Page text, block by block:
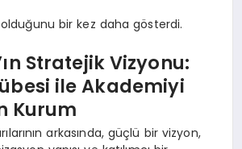
bir kez daha gösterdi.
Stratejik Vizyonu:
ile Akademiyi
Kurum
arkasında, güçlü bir vizyon,